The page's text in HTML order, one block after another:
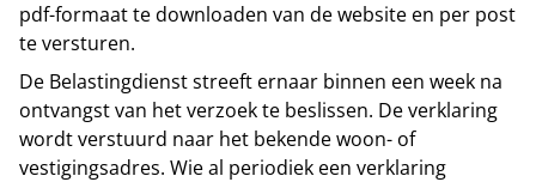
pdf-formaat te downloaden van de website en per post
te versturen.
De Belastingdienst streeft ernaar binnen een week na
ontvangst van het verzoek te beslissen. De verklaring
wordt verstuurd naar het bekende woon- of
vestigingsadres. Wie al periodiek een verklaring